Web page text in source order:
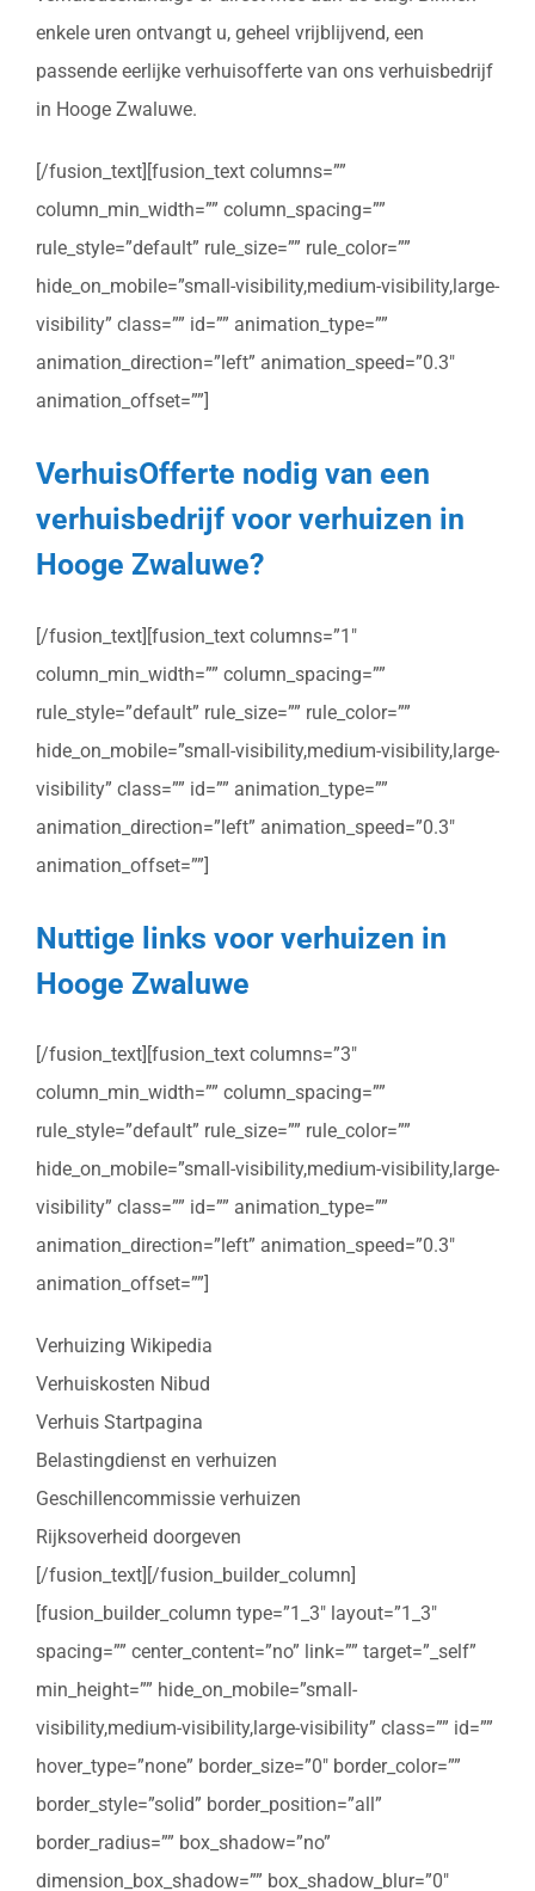
enkele uren ontvangt u, geheel vrijblijvend, een
passende eerlijke verhuisofferte van ons verhuisbedrijf
in Hooge Zwaluwe.
[/fusion_text][fusion_text columns=””
column_min_width=”” column_spacing=””
rule_style=”default” rule_size=”” rule_color=””
hide_on_mobile=”small-visibility,medium-visibility,large-
visibility” class=”” id=”” animation_type=””
animation_direction=”left” animation_speed=”0.3″
animation_offset=””]
VerhuisOfferte nodig van een
verhuisbedrijf voor verhuizen in
Hooge Zwaluwe?
[/fusion_text][fusion_text columns=”1″
column_min_width=”” column_spacing=””
rule_style=”default” rule_size=”” rule_color=””
hide_on_mobile=”small-visibility,medium-visibility,large-
visibility” class=”” id=”” animation_type=””
animation_direction=”left” animation_speed=”0.3″
animation_offset=””]
Nuttige links voor verhuizen in
Hooge Zwaluwe
[/fusion_text][fusion_text columns=”3″
column_min_width=”” column_spacing=””
rule_style=”default” rule_size=”” rule_color=””
hide_on_mobile=”small-visibility,medium-visibility,large-
visibility” class=”” id=”” animation_type=””
animation_direction=”left” animation_speed=”0.3″
animation_offset=””]
Verhuizing Wikipedia
Verhuiskosten Nibud
Verhuis Startpagina
Belastingdienst en verhuizen
Geschillencommissie verhuizen
Rijksoverheid doorgeven
[/fusion_text][/fusion_builder_column]
[fusion_builder_column type=”1_3″ layout=”1_3″
spacing=”” center_content=”no” link=”” target=”_self”
min_height=”” hide_on_mobile=”small-
visibility,medium-visibility,large-visibility” class=”” id=””
hover_type=”none” border_size=”0″ border_color=””
border_style=”solid” border_position=”all”
border_radius=”” box_shadow=”no”
dimension_box_shadow=”” box_shadow_blur=”0″